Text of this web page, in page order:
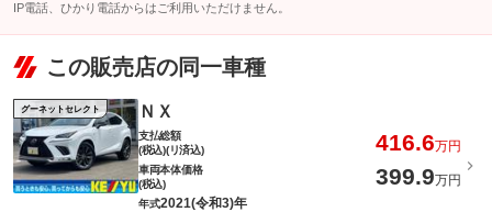
IP電話、ひかり電話からはご利用いただけません。
この販売店の同一車種
グーネットセレクト ＮＸ
支払総額
(税込)(リ済込)
416.6万円
車両本体価格
(税込)
399.9万円
年式2021(令和3)年